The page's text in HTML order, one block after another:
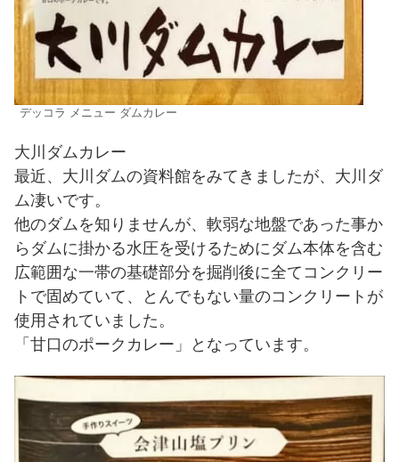
デッコラ メニュー ダムカレー
大川ダムカレー
最近、大川ダムの資料館をみてきましたが、大川ダ
ム凄いです。
他のダムを知りませんが、軟弱な地盤であった事か
らダムに掛かる水圧を受けるためにダム本体を含む
広範囲な一帯の基礎部分を掘削後に全てコンクリー
トで固めていて、とんでもない量のコンクリートが
使用されていました。
「甘口のポークカレー」となっています。